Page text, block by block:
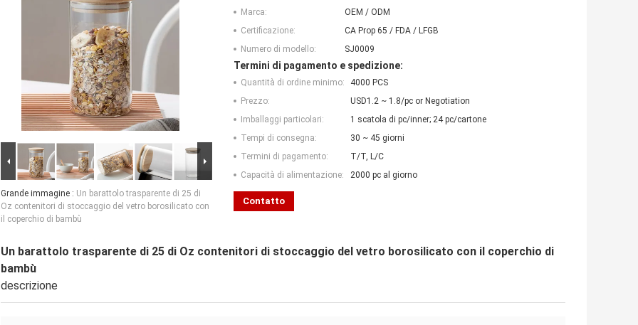
Grande immagine : Un barattolo trasparente di 25 di
Oz contenitori di stoccaggio del vetro borosilicato con
il coperchio di bambù
Marca:
OEM / ODM
Certificazione:
CA Prop 65 / FDA / LFGB
Numero di modello:
SJ0009
Termini di pagamento e spedizione:
Quantità di ordine minimo:
4000 PCS
Prezzo:
USD1.2 ~ 1.8/pc or Negotiation
Imballaggi particolari:
1 scatola di pc/inner; 24 pc/cartone
Tempi di consegna:
30 ~ 45 giorni
Termini di pagamento:
T/T, L/C
Capacità di alimentazione:
2000 pc al giorno
Contatto
Un barattolo trasparente di 25 di Oz contenitori di stoccaggio del vetro borosilicato con il coperchio di
bambù
descrizione